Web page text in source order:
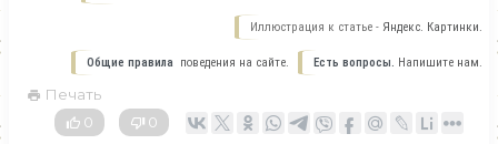
Иллюстрация к статье - Яндекс. Картинки.
Есть вопросы. Напишите нам.
Общие правила поведения на сайте.
Печать
0
0